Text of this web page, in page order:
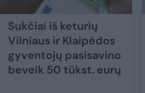
Sukčiai iš keturių
Vilniaus ir Klaipėdos
gyventojų pasisavino
beveik 50 tūkst. eurų